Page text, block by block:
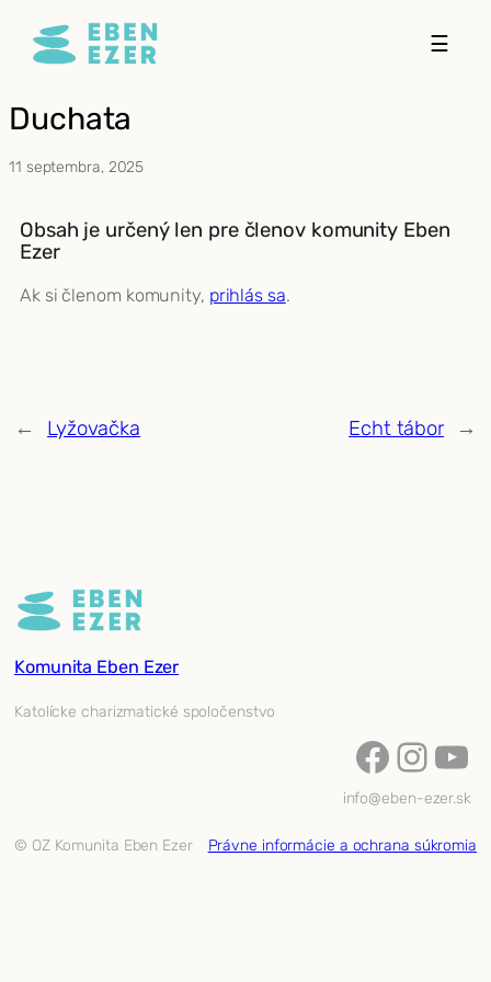
Prejsť
☰
Duchata
11 septembra, 2025
Obsah je určený len pre členov komunity Eben
Ezer
Ak si členom komunity, prihlás sa.
← Lyžovačka Echt tábor →
Komunita Eben Ezer
Katolícke charizmatické spoločenstvo
Facebook InstagramYouTube
info@eben-ezer.sk
© OZ Komunita Eben Ezer Právne informácie a ochrana súkromia